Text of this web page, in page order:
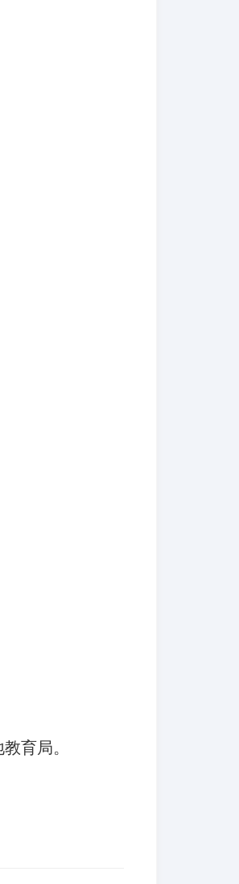
育局。